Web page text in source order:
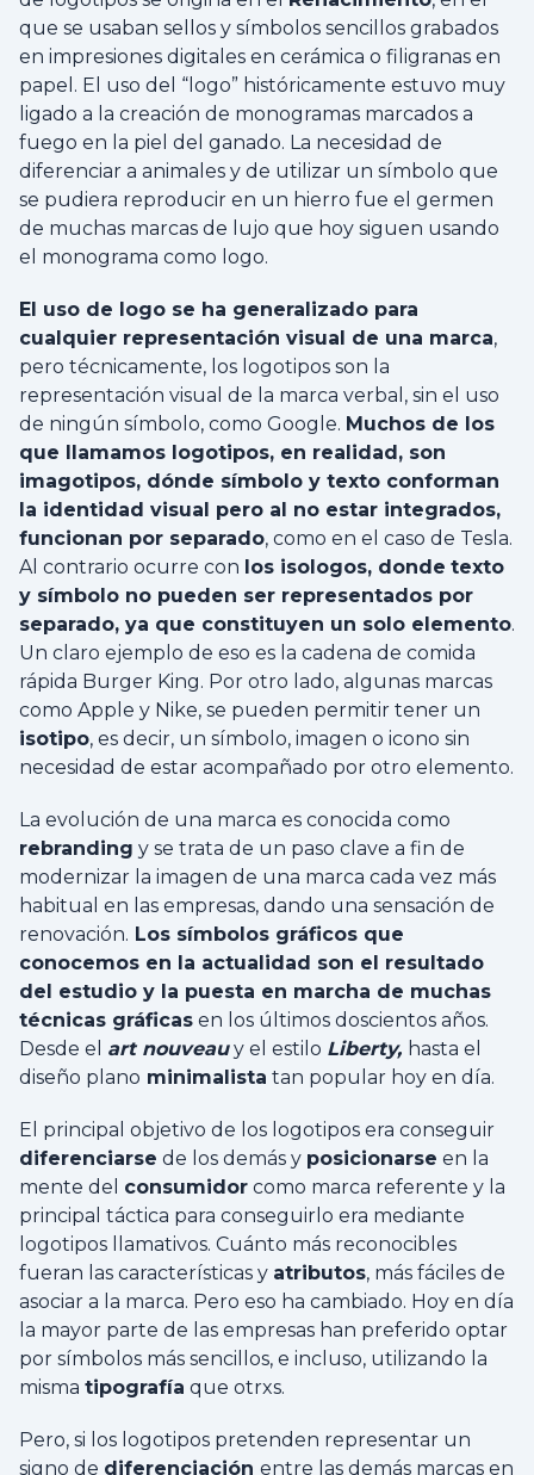
que se usaban sellos y símbolos sencillos grabados
en impresiones digitales en cerámica o filigranas en
papel. El uso del “logo” históricamente estuvo muy
ligado a la creación de monogramas marcados a
fuego en la piel del ganado. La necesidad de
diferenciar a animales y de utilizar un símbolo que
se pudiera reproducir en un hierro fue el germen
de muchas marcas de lujo que hoy siguen usando
el monograma como logo.
El uso de logo se ha generalizado para
cualquier representación visual de una marca,
pero técnicamente, los logotipos son la
representación visual de la marca verbal, sin el uso
de ningún símbolo, como Google. Muchos de los
que llamamos logotipos, en realidad, son
imagotipos, dónde símbolo y texto conforman
la identidad visual pero al no estar integrados,
funcionan por separado, como en el caso de Tesla.
Al contrario ocurre con los isologos, donde texto
y símbolo no pueden ser representados por
separado, ya que constituyen un solo elemento.
Un claro ejemplo de eso es la cadena de comida
rápida Burger King. Por otro lado, algunas marcas
como Apple y Nike, se pueden permitir tener un
isotipo, es decir, un símbolo, imagen o icono sin
necesidad de estar acompañado por otro elemento.
La evolución de una marca es conocida como
rebranding y se trata de un paso clave a fin de
modernizar la imagen de una marca cada vez más
habitual en las empresas, dando una sensación de
renovación. Los símbolos gráficos que
conocemos en la actualidad son el resultado
del estudio y la puesta en marcha de muchas
técnicas gráficas en los últimos doscientos años.
Desde el art nouveau y el estilo Liberty, hasta el
diseño plano minimalista tan popular hoy en día.
El principal objetivo de los logotipos era conseguir
diferenciarse de los demás y posicionarse en la
mente del consumidor como marca referente y la
principal táctica para conseguirlo era mediante
logotipos llamativos. Cuánto más reconocibles
fueran las características y atributos, más fáciles de
asociar a la marca. Pero eso ha cambiado. Hoy en día
la mayor parte de las empresas han preferido optar
por símbolos más sencillos, e incluso, utilizando la
misma tipografía que otrxs.
Pero, si los logotipos pretenden representar un
signo de diferenciación entre las demás marcas en